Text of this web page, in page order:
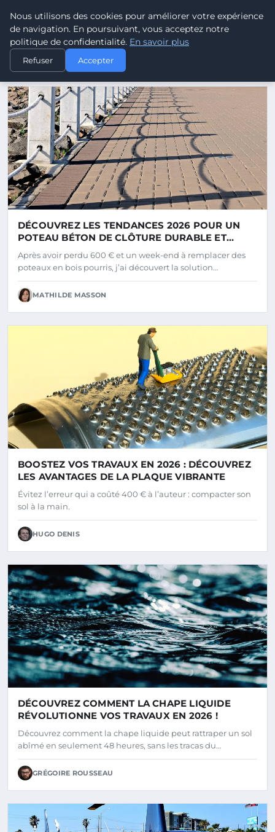
Electrodestocks - Blog
ELECTRODESTOCKS
DERNIERS ARTICLES
DÉCOUVREZ LES TENDANCES 2026 POUR UN
POTEAU BÉTON DE CLÔTURE DURABLE ET
STYLÉ
Après avoir perdu 600 € et un week-end à remplacer des
poteaux en bois pourris, j’ai découvert la solution…
MATHILDE MASSON
BOOSTEZ VOS TRAVAUX EN 2026 : DÉCOUVREZ
LES AVANTAGES DE LA PLAQUE VIBRANTE
Évitez l’erreur qui a coûté 400 € à l’auteur : compacter son
sol à la main.
HUGO DENIS
DÉCOUVREZ COMMENT LA CHAPE LIQUIDE
RÉVOLUTIONNE VOS TRAVAUX EN 2026 !
Découvrez comment la chape liquide peut rattraper un sol
abîmé en seulement 48 heures, sans les tracas du…
GRÉGOIRE ROUSSEAU
Nous utilisons des cookies pour améliorer votre expérience
de navigation. En poursuivant, vous acceptez notre
politique de confidentialité. En savoir plus
Refuser Accepter